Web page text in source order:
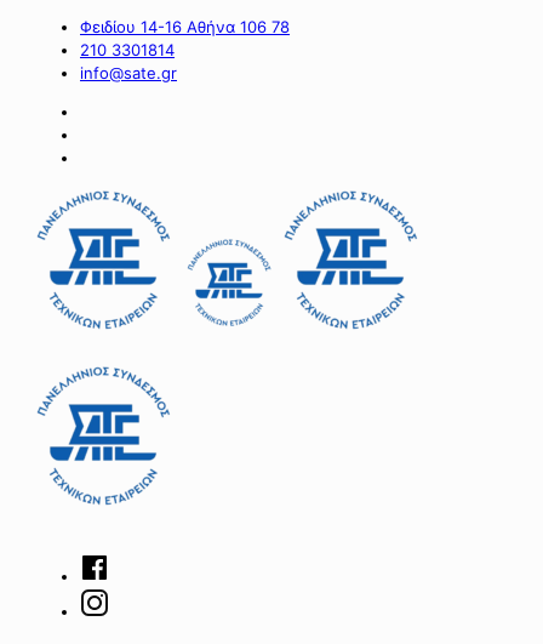
Φειδίου 14-16 Αθήνα 106 78
210 3301814
info@sate.gr